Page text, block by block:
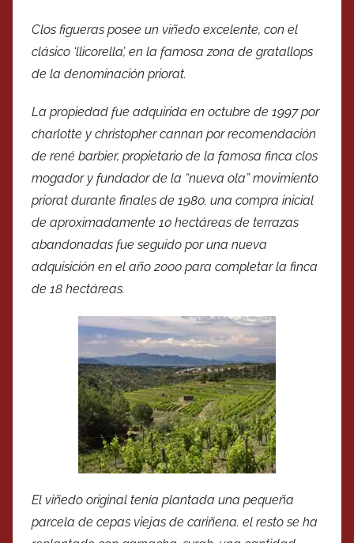
Clos figueras posee un viñedo excelente, con el
clásico ‘llicorella’, en la famosa zona de gratallops
de la denominación priorat.
La propiedad fue adquirida en octubre de 1997 por
charlotte y christopher cannan por recomendación
de rené barbier, propietario de la famosa finca clos
mogador y fundador de la “nueva ola” movimiento
priorat durante finales de 1980. una compra inicial
de aproximadamente 10 hectáreas de terrazas
abandonadas fue seguido por una nueva
adquisición en el año 2000 para completar la finca
de 18 hectáreas.
El viñedo original tenía plantada una pequeña
parcela de cepas viejas de cariñena. el resto se ha